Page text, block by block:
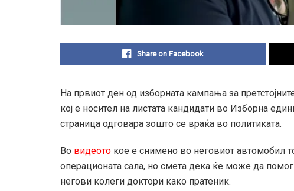
Share on Facebook
На првиот ден од изборната кампања за
кој е носител на листата кандидати во Изборна
страница одговара зошто се враќа во политиката.
Во видеото кое е снимено во неговиот автомобил
операционата сала, но смета дека ќе може да
негови колеги доктори како пратеник.